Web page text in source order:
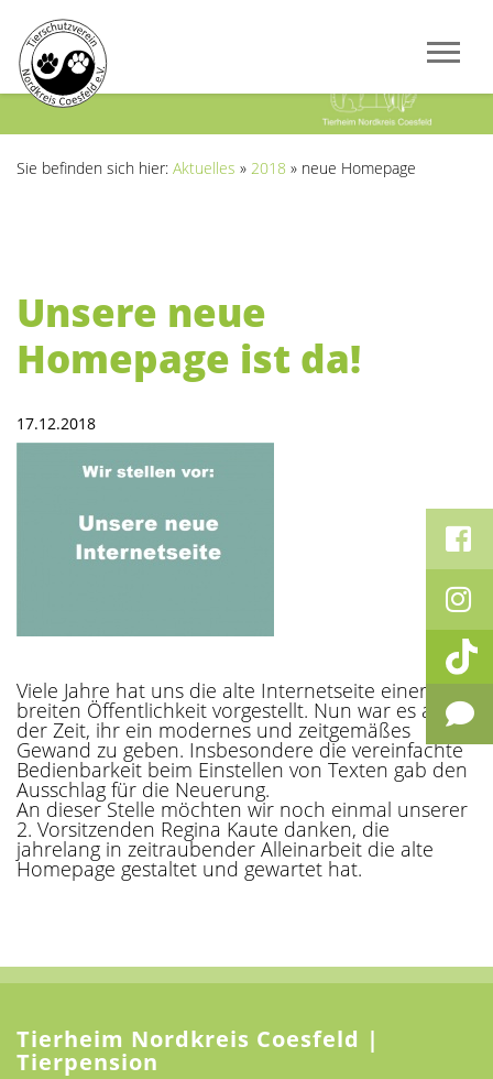
Sie befinden sich hier: Aktuelles » 2018 » neue Homepage
Unsere neue
Homepage ist da!
17.12.2018
Viele Jahre hat uns die alte Internetseite einer
breiten Öffentlichkeit vorgestellt. Nun war es an
der Zeit, ihr ein modernes und zeitgemäßes
Gewand zu geben. Insbesondere die vereinfachte
Bedienbarkeit beim Einstellen von Texten gab den
Ausschlag für die Neuerung.
An dieser Stelle möchten wir noch einmal unserer
2. Vorsitzenden Regina Kaute danken, die
jahrelang in zeitraubender Alleinarbeit die alte
Homepage gestaltet und gewartet hat.
Tierheim Nordkreis Coesfeld |
Tierpension